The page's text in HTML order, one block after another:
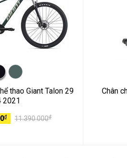
thao Giant Talon 29
2021
₫ 11.390.000₫
Chân